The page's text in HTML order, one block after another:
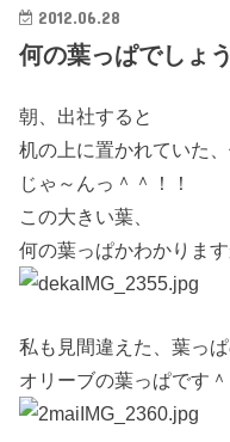
2012.06.28
何の葉っぱでしょ
朝、出社すると
机の上に置かれていた、
じゃ～んっ＾＾！！
この大きい葉、
何の葉っぱかわかります
私も見間違えた、葉っ
オリーブの葉っぱです＾